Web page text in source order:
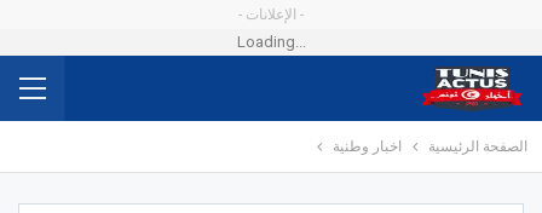
- الإعلانات -
Loading...
الصفحة الرئيسية اخبار وطنية